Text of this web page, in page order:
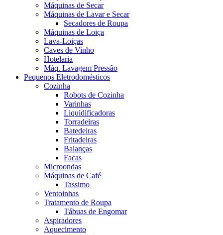
Máquinas de Secar
Máquinas de Lavar e Secar
Secadores de Roupa
Máquinas de Loiça
Lava-Loiças
Caves de Vinho
Hotelaria
Máq. Lavagem Pressão
Pequenos Eletrodomésticos
Cozinha
Robots de Cozinha
Varinhas
Liquidificadoras
Torradeiras
Batedeiras
Fritadeiras
Balanças
Facas
Microondas
Máquinas de Café
Tassimo
Ventoinhas
Tratamento de Roupa
Tábuas de Engomar
Aspiradores
Aquecimento